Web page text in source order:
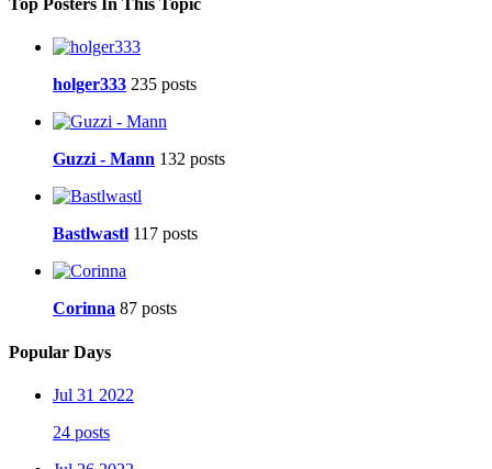
Top Posters In This Topic
holger333 235 posts
Guzzi - Mann 132 posts
Bastlwastl 117 posts
Corinna 87 posts
Popular Days
Jul 31 2022
24 posts